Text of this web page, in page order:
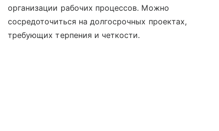
организации рабочих процессов. Можно
сосредоточиться на долгосрочных проектах,
требующих терпения и четкости.